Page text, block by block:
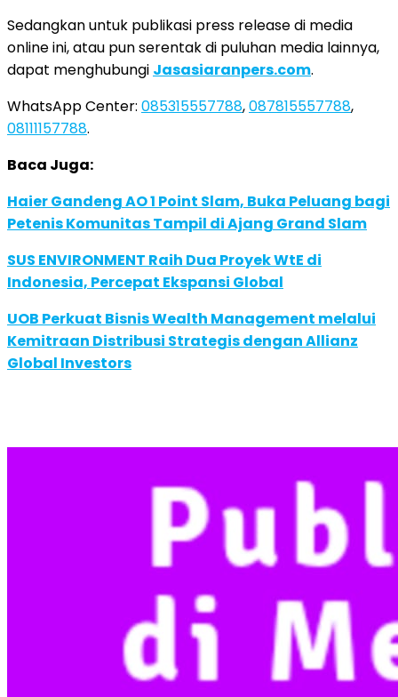
Sedangkan untuk publikasi press release di media
online ini, atau pun serentak di puluhan media lainnya,
dapat menghubungi Jasasiaranpers.com.
WhatsApp Center: 085315557788,087815557788,
08111157788.
Baca Juga:
Haier Gandeng AO 1 Point Slam, Buka Peluang bagi
Petenis Komunitas Tampil di Ajang Grand Slam
SUS ENVIRONMENT Raih Dua Proyek WtE di
Indonesia, Percepat Ekspansi Global
UOB Perkuat Bisnis Wealth Management melalui
Kemitraan Distribusi Strategis dengan Allianz
Global Investors